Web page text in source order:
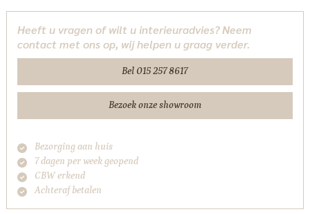
gleam
gold
Richmond
aantal
Heeft u vragen of wilt u interieuradvies? Neem
contact met ons op, wij helpen u graag verder.
Bel 015 257 8617
Bezoek onze showroom
Bezorging aan huis
7 dagen per week geopend
CBW erkend
Achteraf betalen